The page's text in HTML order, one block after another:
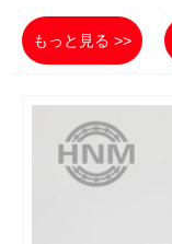
もっと見る >>